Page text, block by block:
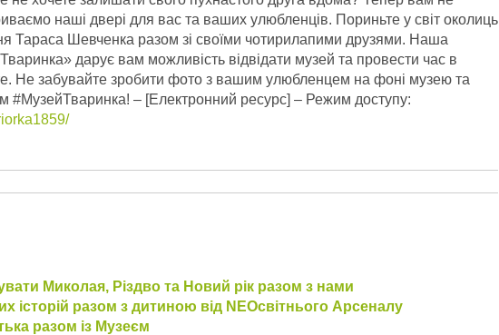
наші двері для вас та ваших улюбленців. Пориньте у світ околиць
Тараса Шевченка разом зі своїми чотирилапими друзями. Наша
дарує вам можливість відвідати музей та провести час в
Не забувайте зробити фото з вашим улюбленцем на фоні музею та
#МузейТваринка! – [Електронний ресурс] – Режим доступу:
Миколая, Різдво та Новий рік разом з нами
історій разом з дитиною від NEOсвітнього Арсеналу
разом із Музеєм